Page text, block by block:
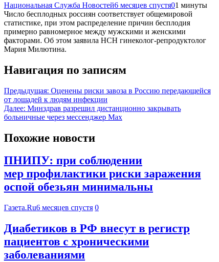
Национальная Служба Новостей6 месяцев спустя01 минуты
Число бесплодных россиян соответствует общемировой
статистике, при этом распределение причин бесплодия
примерно равномерное между мужскими и женскими
факторами. Об этом заявила НСН гинеколог-репродуктолог
Мария Милютина.
Навигация по записям
Предыдущая: Оценены риски завоза в Россию передающейся
от лошадей к людям инфекции
Далее: Минздрав разрешил дистанционно закрывать
больничные через мессенджер Max
Похожие новости
ПНИПУ: при соблюдении
мер профилактики риски заражения
оспой обезьян минимальны
Газета.Ru6 месяцев спустя 0
Диабетиков в РФ внесут в регистр
пациентов с хроническими
заболеваниями